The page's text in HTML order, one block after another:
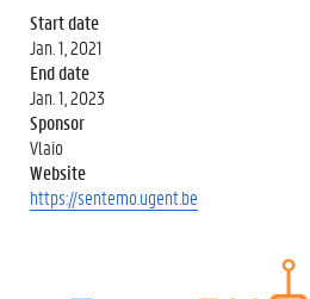
Start date
Jan. 1, 2021
End date
Jan. 1, 2023
Sponsor
Vlaio
Website
https://sentemo.ugent.be